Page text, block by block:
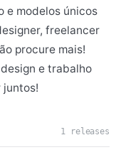
e modelos únicos
freelancer
procure mais!
e trabalho
juntos!
1 releases